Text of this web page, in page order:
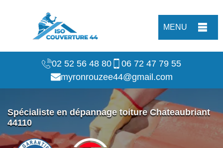
MENU
02 52 56 48 80
06 72 47 79 55
myronrouzee44@gmail.com
Spécialiste en dépannage toiture Chateaubriant
44110